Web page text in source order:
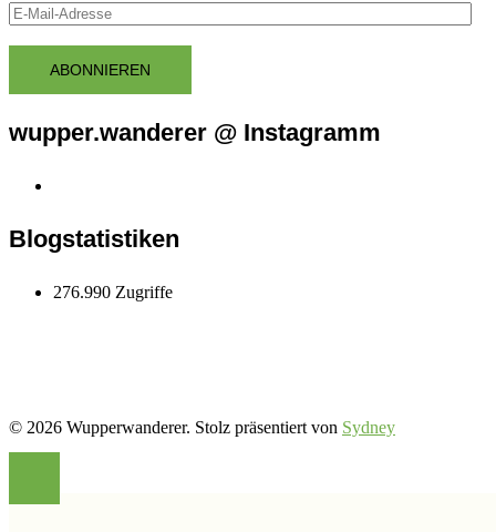
E-
AdresseABONNIEREN
wupper.wanderer @ Instagramm
Blogstatistiken
276.990 Zugriffe
© 2026 Wupperwanderer. Stolz präsentiert von Sydney